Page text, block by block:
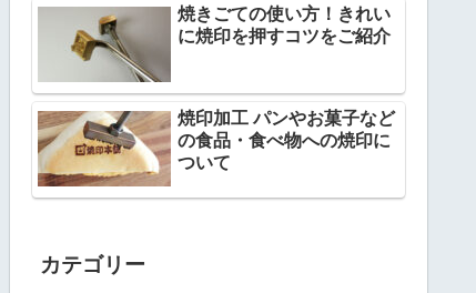
焼きごての使い方！きれい
に焼印を押すコツをご紹介
焼印加工 パンやお菓子など
の食品・食べ物への焼印に
ついて
カテゴリー